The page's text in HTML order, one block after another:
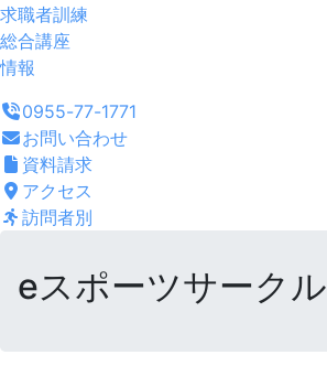
求職者訓練
総合講座
情報
0955-77-1771
お問い合わせ
資料請求
アクセス
訪問者別
eスポーツサークル